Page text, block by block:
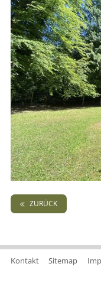
ZURÜCK
Kontakt Sitemap